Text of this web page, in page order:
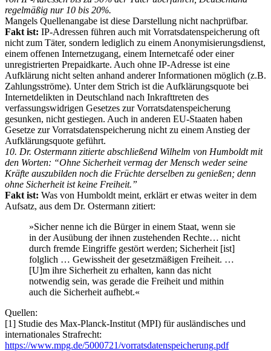
regelmäßig nur 10 bis 20%.
Mangels Quellenangabe ist diese Darstellung nicht nachprüfbar.
Fakt ist: IP-Adressen führen auch mit Vorratsdatenspeicherung oft
nicht zum Täter, sondern lediglich zu einem Anonymisierungsdienst,
einem offenen Internetzugang, einem Internetcafé oder einer
unregistrierten Prepaidkarte. Auch ohne IP-Adresse ist eine
Aufklärung nicht selten anhand anderer Informationen möglich (z.B.
Zahlungsströme). Unter dem Strich ist die Aufklärungsquote bei
Internetdelikten in Deutschland nach Inkrafttreten des
verfassungswidrigen Gesetzes zur Vorratsdatenspeicherung
gesunken, nicht gestiegen. Auch in anderen EU-Staaten haben
Gesetze zur Vorratsdatenspeicherung nicht zu einem Anstieg der
Aufklärungsquote geführt.
10. Dr. Ostermann zitierte abschließend Wilhelm von Humboldt mit
den Worten: “Ohne Sicherheit vermag der Mensch weder seine
Kräfte auszubilden noch die Früchte derselben zu genießen; denn
ohne Sicherheit ist keine Freiheit.”
Fakt ist: Was von Humboldt meint, erklärt er etwas weiter in dem
Aufsatz, aus dem Dr. Ostermann zitiert:
»Sicher nenne ich die Bürger in einem Staat, wenn sie
in der Ausübung der ihnen zustehenden Rechte… nicht
durch fremde Eingriffe gestört werden; Sicherheit [ist]
folglich … Gewissheit der gesetzmäßigen Freiheit. …
[U]m ihre Sicherheit zu erhalten, kann das nicht
notwendig sein, was gerade die Freiheit und mithin
auch die Sicherheit aufhebt.«
Quellen:
[1] Studie des Max-Planck-Institut (MPI) für ausländisches und
internationales Strafrecht:
https://www.mpg.de/5000721/vorratsdatenspeicherung.pdf